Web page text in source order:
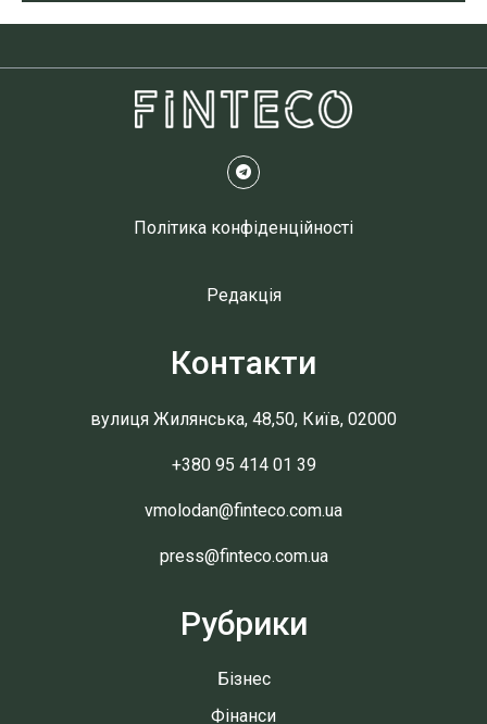
Політика конфіденційності
Редакція
Контакти
вулиця Жилянська, 48,50, Київ, 02000
+380 95 414 01 39
vmolodan@finteco.com.ua
press@finteco.com.ua
Рубрики
Бізнес
Фінанси